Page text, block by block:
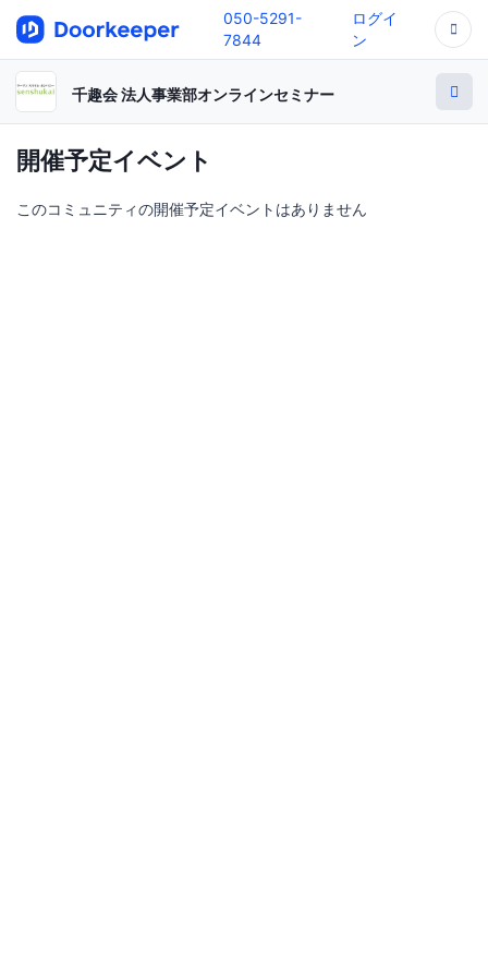
050-5291-
7844
ログイ
ン
千趣会 法人事業部オンラインセミナー
開催予定イベント
このコミュニティの開催予定イベントはありません